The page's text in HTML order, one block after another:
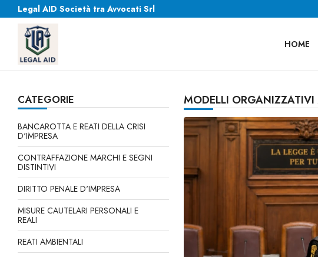
Legal AID Società tra Avvocati Srl
HOME
CATEGORIE
BANCAROTTA E REATI DELLA CRISI
D'IMPRESA
CONTRAFFAZIONE MARCHI E SEGNI
DISTINTIVI
DIRITTO PENALE D'IMPRESA
MISURE CAUTELARI PERSONALI E
REALI
REATI AMBIENTALI
MODELLI ORGANIZZATIVI